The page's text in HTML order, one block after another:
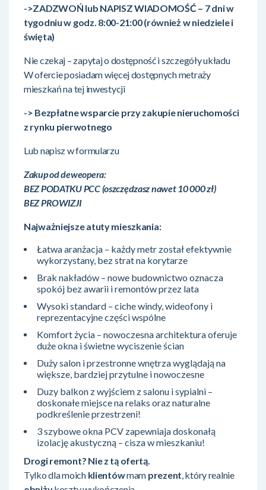
->ZADZWOŃ lub NAPISZ WIADOMOŚĆ – 7 dni w
tygodniu w godz. 8:00-21:00 (również w niedziele i
święta)
Nie czekaj – zapytaj o dostępność i szczegóły układu
W ofercie posiadam więcej dostępnych metraży
mieszkań na tej inwestycji
-> Bezpłatne wsparcie przy zakupie nieruchomości
z rynku pierwotnego
Lub napisz w formularzu
Zakup od deweopera:
BEZ PODATKU PCC (oszczędzasz nawet 10 000 zł)
BEZ PROWIZJI
Najważniejsze atuty mieszkania:
Łatwa aranżacja – każdy metr został efektywnie
wykorzystany, bez strat na korytarze
Brak nakładów – nowe budownictwo oznacza
spokój bez awarii i remontów przez lata
Wysoki standard – ciche windy, wideofony i
reprezentacyjne części wspólne
Komfort życia – nowoczesna architektura oferuje
duże okna i świetne wyciszenie ścian
Duży salon i przestronne wnętrza wyglądają na
większe, bardziej przytulne i nowoczesne
Duzy balkon z wyjściem z salonu i sypialni –
doskonałe miejsce na relaks oraz naturalne
podkreślenie przestrzeni!
3 szybowe okna PCV zapewniaja doskonałą
izolację akustyczną – cisza w mieszkaniu!
Drogi remont? Nie z tą ofertą.
Tylko dla moich klientówmam prezent, który realnie